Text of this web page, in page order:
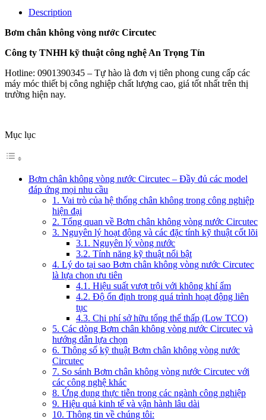
Description
Bơm chân không vòng nước Circutec
Công ty TNHH kỹ thuật công nghệ An Trọng Tín
Hotline: 0901390345 – Tự hào là đơn vị tiên phong cung cấp các
máy móc thiết bị công nghiệp chất lượng cao, giá tốt nhất trên thị
trường hiện nay.
Mục lục
Bơm chân không vòng nước Circutec – Đầy đủ các model
đáp ứng mọi nhu cầu
1. Vai trò của hệ thống chân không trong công nghiệp
hiện đại
2. Tổng quan về Bơm chân không vòng nước Circutec
3. Nguyên lý hoạt động và các đặc tính kỹ thuật cốt lõi
3.1. Nguyên lý vòng nước
3.2. Tính năng kỹ thuật nổi bật
4. Lý do tại sao Bơm chân không vòng nước Circutec
là lựa chọn ưu tiên
4.1. Hiệu suất vượt trội với không khí ẩm
4.2. Độ ổn định trong quá trình hoạt động liên
tục
4.3. Chi phí sở hữu tổng thể thấp (Low TCO)
5. Các dòng Bơm chân không vòng nước Circutec và
hướng dẫn lựa chọn
6. Thông số kỹ thuật Bơm chân không vòng nước
Circutec
7. So sánh Bơm chân không vòng nước Circutec với
các công nghệ khác
8. Ứng dụng thực tiễn trong các ngành công nghiệp
9. Hiệu quả kinh tế và vận hành lâu dài
10. Thông tin về chúng tôi: